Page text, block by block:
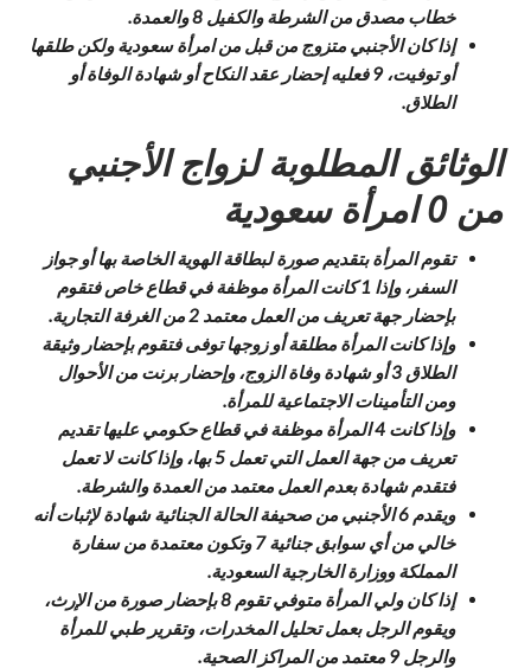
خطاب مصدق من الشرطة والكفيل 8 والعمدة.
إذا كان الأجنبي متزوج من قبل من امرأة سعودية ولكن طلقها
أو توفيت، 9 فعليه إحضار عقد النكاح أو شهادة الوفاة أو
الطلاق.
الوثائق المطلوبة لزواج الأجنبي
من 0 امرأة سعودية
تقوم المرأة بتقديم صورة لبطاقة الهوية الخاصة بها أو جواز
السفر، وإذا 1 كانت المرأة موظفة في قطاع خاص فتقوم
بإحضار جهة تعريف من العمل معتمد 2 من الغرفة التجارية.
وإذا كانت المرأة مطلقة أو زوجها توفى فتقوم بإحضار وثيقة
الطلاق 3 أو شهادة وفاة الزوج، وإحضار برنت من الأحوال
ومن التأمينات الاجتماعية للمرأة.
وإذا كانت 4 المرأة موظفة في قطاع حكومي عليها تقديم
تعريف من جهة العمل التي تعمل 5 بها، وإذا كانت لا تعمل
فتقدم شهادة بعدم العمل معتمد من العمدة والشرطة.
ويقدم 6 الأجنبي من صحيفة الحالة الجنائية شهادة لإثبات أنه
خالي من أي سوابق جنائية 7 وتكون معتمدة من سفارة
المملكة ووزارة الخارجية السعودية.
إذا كان ولي المرأة متوفي تقوم 8 بإحضار صورة من الإرث،
ويقوم الرجل بعمل تحليل المخدرات، وتقرير طبي للمرأة
والرجل 9 معتمد من المراكز الصحية.